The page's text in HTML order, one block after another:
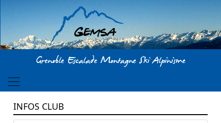
Aller au contenu principal
Grenoble Escalade Montagne Ski Alpinisme
INFOS CLUB